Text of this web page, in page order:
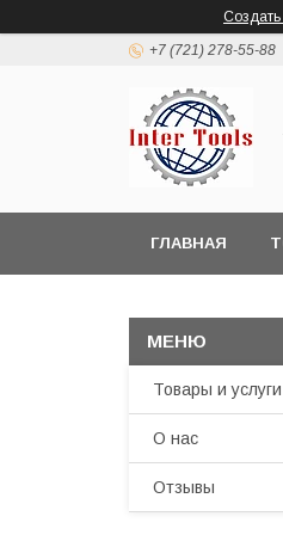
Создать
+7 (721) 278-55-88
ГЛАВНАЯ
Товары и услуги
О нас
Отзывы